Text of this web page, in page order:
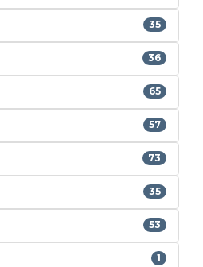
35
36
65
57
73
35
53
1